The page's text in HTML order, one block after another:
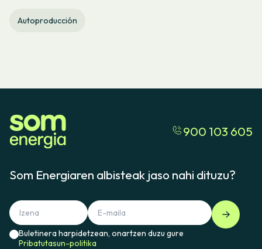
Autoproducción
900 103 605
Som Energiaren albisteak jaso nahi dituzu?
Buletinera harpidetzean, onartzen duzu gure
Pribatutasun-politika